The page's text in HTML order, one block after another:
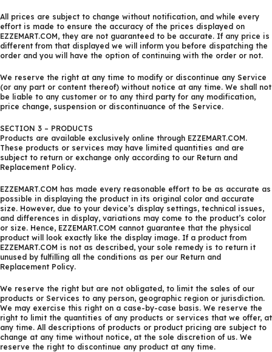
All prices are subject to change without notification, and while every
effort is made to ensure the accuracy of the prices displayed on
EZZEMART.COM, they are not guaranteed to be accurate. If any price is
different from that displayed we will inform you before dispatching the
order and you will have the option of continuing with the order or not.
We reserve the right at any time to modify or discontinue any Service
(or any part or content thereof) without notice at any time. We shall not
be liable to any customer or to any third party for any modification,
price change, suspension or discontinuance of the Service.
SECTION 3 – PRODUCTS
Products are available exclusively online through EZZEMART.COM.
These products or services may have limited quantities and are
subject to return or exchange only according to our Return and
Replacement Policy.
EZZEMART.COM has made every reasonable effort to be as accurate as
possible in displaying the product in its original color and accurate
size. However, due to your device’s display settings, technical issues,
and differences in display, variations may come to the product’s color
or size. Hence, EZZEMART.COM cannot guarantee that the physical
product will look exactly like the display image. If a product from
EZZEMART.COM is not as described, your sole remedy is to return it
unused by fulfilling all the conditions as per our Return and
Replacement Policy.
We reserve the right but are not obligated, to limit the sales of our
products or Services to any person, geographic region or jurisdiction.
We may exercise this right on a case-by-case basis. We reserve the
right to limit the quantities of any products or services that we offer, at
any time. All descriptions of products or product pricing are subject to
change at any time without notice, at the sole discretion of us. We
reserve the right to discontinue any product at any time.